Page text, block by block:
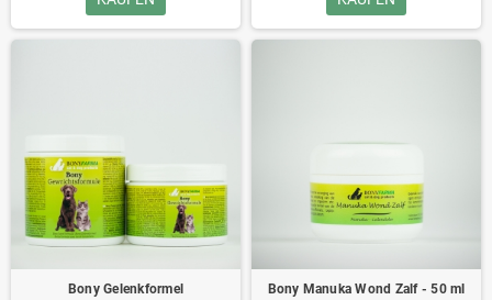
Bony Gelenkformel Bony Manuka Wond Zalf - 50 ml